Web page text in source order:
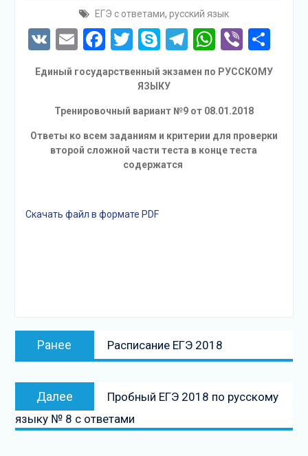
ЕГЭ с ответами, русский язык
VKEmailFacebook
Twitter
SkypeTelegram
Viber
Единый государственный экзамен по РУССКОМУ
ЯЗЫКУ
Тренировочный вариант №9 от 08.01.2018
Ответы ко всем заданиям и критерии для проверки
второй сложной части теста в конце теста
содержатся
Скачать файл в формате PDF
Навигация
Ранее
запись:
Расписание ЕГЭ 2018
Далее
Следующая
запись
Пробный ЕГЭ 2018 по русскому
языку № 8 с ответами